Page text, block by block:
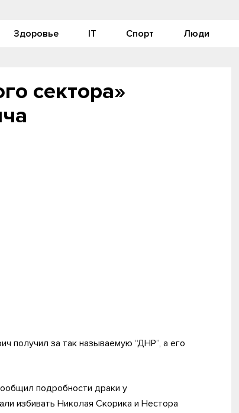
Здоровье IT Спорт Люди
сектора»
получил за так называемую “ДНР”, а его
подробности драки у
избивать Николая Скорика и Нестора